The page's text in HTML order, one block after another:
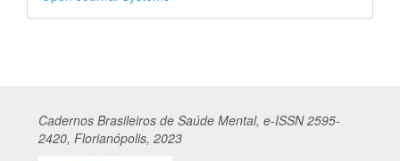
por
Cadernos Brasileiros de Saúde Mental, e-ISSN 2595-
2420, Florianópolis, 2023